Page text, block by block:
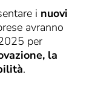
i nuovi
avranno
per
la
.